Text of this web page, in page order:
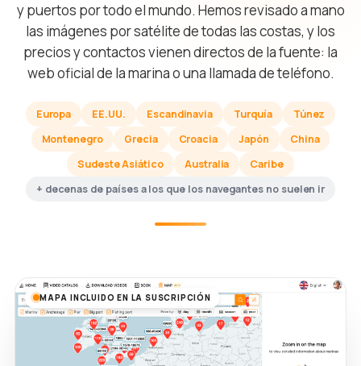
y puertos por todo el mundo. Hemos revisado a mano
las imágenes por satélite de todas las costas, y los
precios y contactos vienen directos de la fuente: la
web oficial de la marina o una llamada de teléfono.
Europa EE.UU. Escandinavia Turquía
Túnez
Montenegro
Grecia Croacia Japón
China
Sudeste Asiático
Australia
Caribe
+ decenas de países a los que los navegantes no suelen ir
MAPA INCLUIDO EN LA SUSCRIPCIÓN